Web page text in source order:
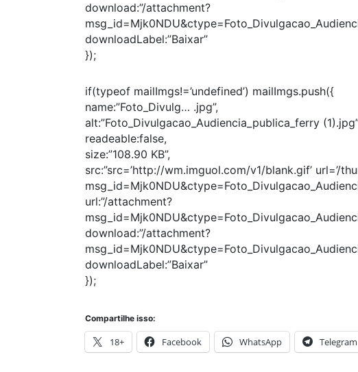
download:”/attachment?
downloadLabel:”Baixar”
});
if(typeof mailImgs!=’undefined’) mailImgs.push({
name:”Foto_Divulg… .jpg”,
alt:”Foto_Divulgacao_Audiencia_publica_ferry
readeable:false,
size:”108.90 KB”,
src:”src=’http://wm.imguol.com/v1/blank.gif’ url=’/
url:”/attachment?
download:”/attachment?
downloadLabel:”Baixar”
});
Compartilhe isso:
18+ Facebook WhatsApp Telegram